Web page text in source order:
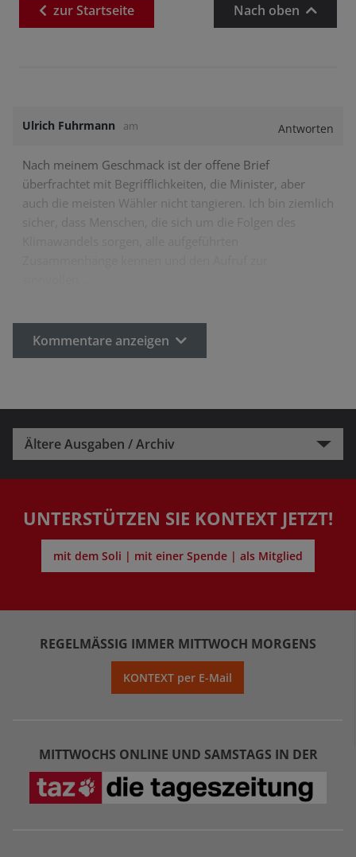
zurStartseite Nach oben
Ulrich Fuhrmann am Antworten
Nach meinem Geschmack ist der offene Brief
überfrachtet mit Begrifflichkeiten, die Minister, aber
auch die meisten Wähler nicht tangieren. Ich bin ziemlich
Kommentare anzeigen
Ältere Ausgaben / Archiv
UNTERSTÜTZEN SIE KONTEXT JETZT!
mit dem Soli | mit einer Spende | als Mitglied
REGELMÄSSIG IMMER MITTWOCH MORGENS
KONTEXT per E-Mail
MITTWOCHS ONLINE UND SAMSTAGS IN DER